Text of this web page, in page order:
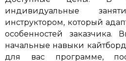
индивидуальные
инструктором, который
особенностей заказчика.
начальные навыки
для вас программе,